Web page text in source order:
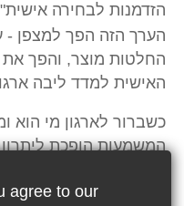
agree to our
הזדמנות לבחירה אישית".
הערך הזה הפך למצפן -
החלטות מוצר, והפך
האישית למדד ליבה
כשברור לארגון מי הוא
המשמעות הופכת ליתרון